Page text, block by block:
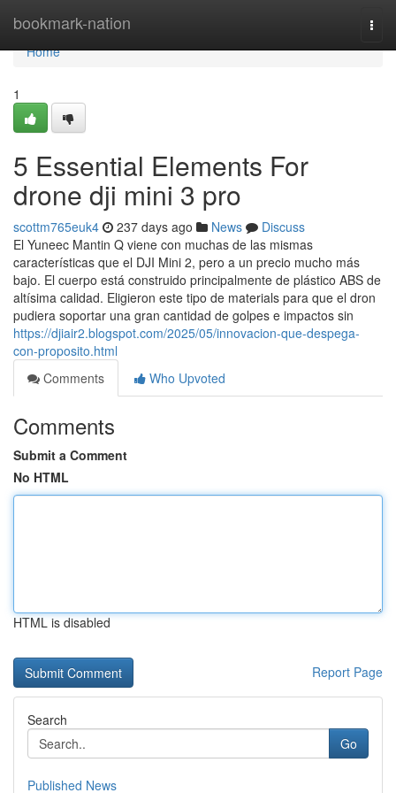
bookmark-nation
Home
Home
1
5 Essential Elements For
drone dji mini 3 pro
scottm765euk4 237 days ago News
Discuss
El Yuneec Mantin Q viene con muchas de las mismas
características que el DJI Mini 2, pero a un precio mucho más
bajo. El cuerpo está construido principalmente de plástico ABS de
altísima calidad. Eligieron este tipo de materials para que el dron
pudiera soportar una gran cantidad de golpes e impactos sin
https://djiair2.blogspot.com/2025/05/innovacion-que-despega-
con-proposito.html
Comments
Who Upvoted
Comments
Submit a Comment
No HTML
HTML is disabled
Report Page
Search
Go
Published News